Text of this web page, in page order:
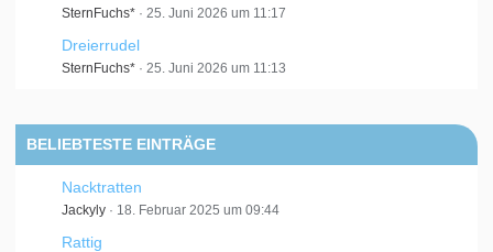
SternFuchs* 25. Juni 2026 um 11:17
Dreierrudel
SternFuchs* 25. Juni 2026 um 11:13
BELIEBTESTE EINTRÄGE
Nacktratten
Jackyly 18. Februar 2025 um 09:44
Rattig